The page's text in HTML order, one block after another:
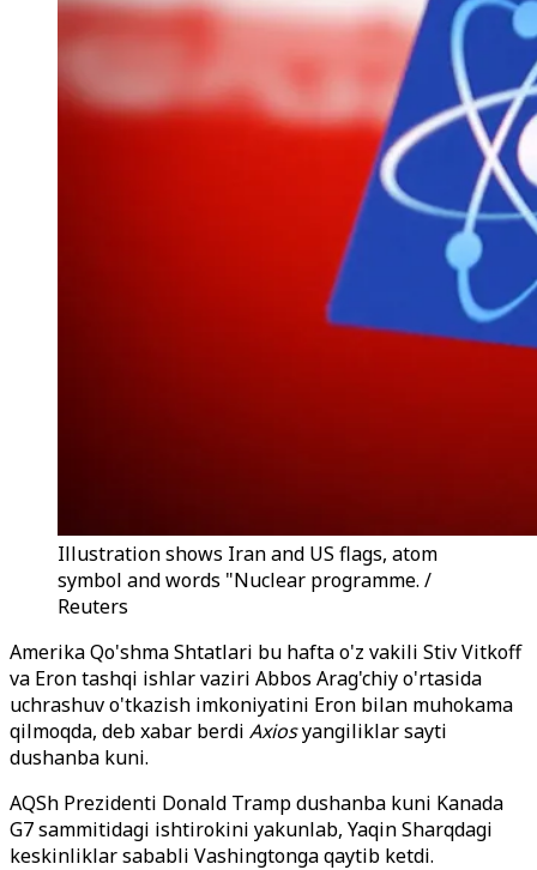
Illustration shows Iran and US flags, atom
symbol and words "Nuclear programme. /
Reuters
Amerika Qo'shma Shtatlari bu hafta o'z vakili Stiv Vitkoff
va Eron tashqi ishlar vaziri Abbos Arag'chiy o'rtasida
uchrashuv o'tkazish imkoniyatini Eron bilan muhokama
qilmoqda, deb xabar berdi Axiosyangiliklar sayti
dushanba kuni.
AQSh Prezidenti Donald Tramp dushanba kuni Kanada
G7 sammitidagi ishtirokini yakunlab, Yaqin Sharqdagi
keskinliklar sababli Vashingtonga qaytib ketdi.